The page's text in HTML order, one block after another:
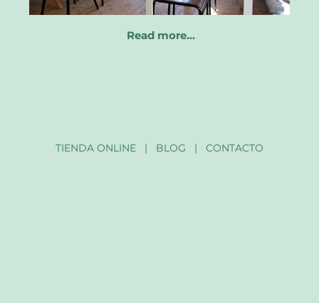
Read more…
TIENDA ONLINE| BLOG | CONTACTO